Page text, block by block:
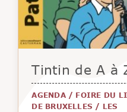
Tintin de A à
AGENDA/ FOIRE DU
DE BRUXELLES / LES